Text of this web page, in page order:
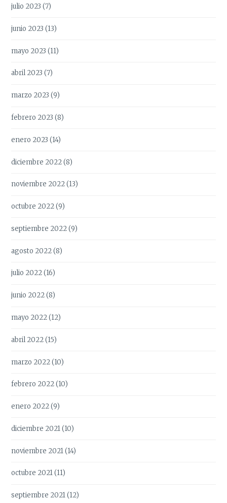
julio 2023 (7)
junio 2023 (13)
mayo 2023 (11)
abril 2023 (7)
marzo 2023 (9)
febrero 2023 (8)
enero 2023 (14)
diciembre 2022(8)
noviembre 2022(13)
octubre 2022(9)
septiembre 2022(9)
agosto 2022(8)
julio 2022(16)
junio 2022(8)
mayo 2022(12)
abril 2022(15)
marzo 2022(10)
febrero 2022(10)
enero 2022(9)
diciembre 2021(10)
noviembre 2021(14)
octubre 2021(11)
septiembre 2021(12)